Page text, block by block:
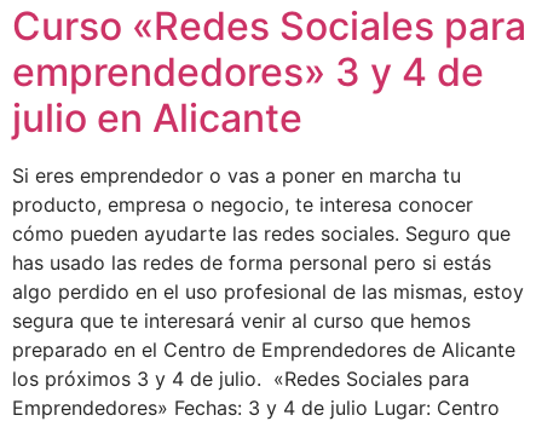
Curso «Redes Sociales para
emprendedores» 3 y 4 de
julio en Alicante
Si eres emprendedor o vas a poner en marcha tu
producto, empresa o negocio, te interesa conocer
cómo pueden ayudarte las redes sociales. Seguro que
has usado las redes de forma personal pero si estás
algo perdido en el uso profesional de las mismas, estoy
segura que te interesará venir al curso que hemos
preparado en el Centro de Emprendedores de Alicante
los próximos 3 y 4 de julio. «Redes Sociales para
Emprendedores» Fechas: 3 y 4 de julio Lugar: Centro